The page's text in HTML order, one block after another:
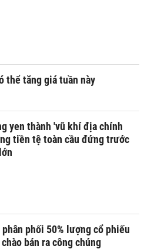
thể tăng giá tuần này
yen thành 'vũ khí địa chính
tiền tệ toàn cầu đứng trước
phối 50% lượng cổ phiếu
bán ra công chúng